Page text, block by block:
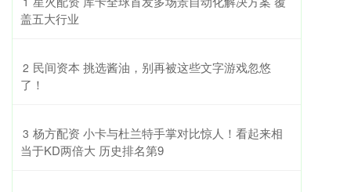
盖五大行业
2 ​民间资本 挑选酱油，别再被这些文字游戏忽悠
了！
3 ​杨方配资 小卡与杜兰特手掌对比惊人！看起来相
当于KD两倍大 历史排名第9